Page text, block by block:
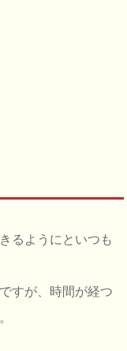
るようにといつも
すが、時間が経つ